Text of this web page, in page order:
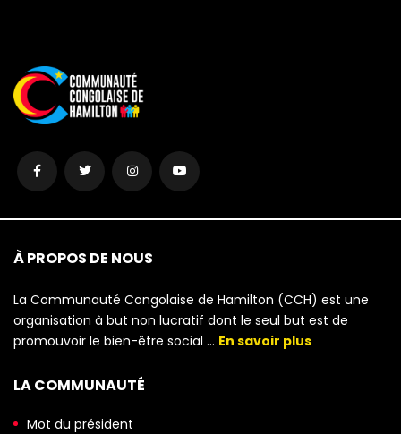
À PROPOS DE NOUS
La Communauté Congolaise de Hamilton (CCH) est une
organisation à but non lucratif dont le seul but est de
promouvoir le bien-être social … En savoir plus
LA COMMUNAUTÉ
Mot du président